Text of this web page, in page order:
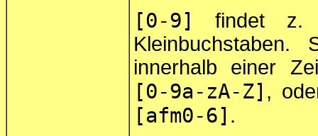
[0-9]
findet z.
Kleinbuchstaben.
innerhalb einer
[0-9a-zA-Z] ,
[afm0-6] .